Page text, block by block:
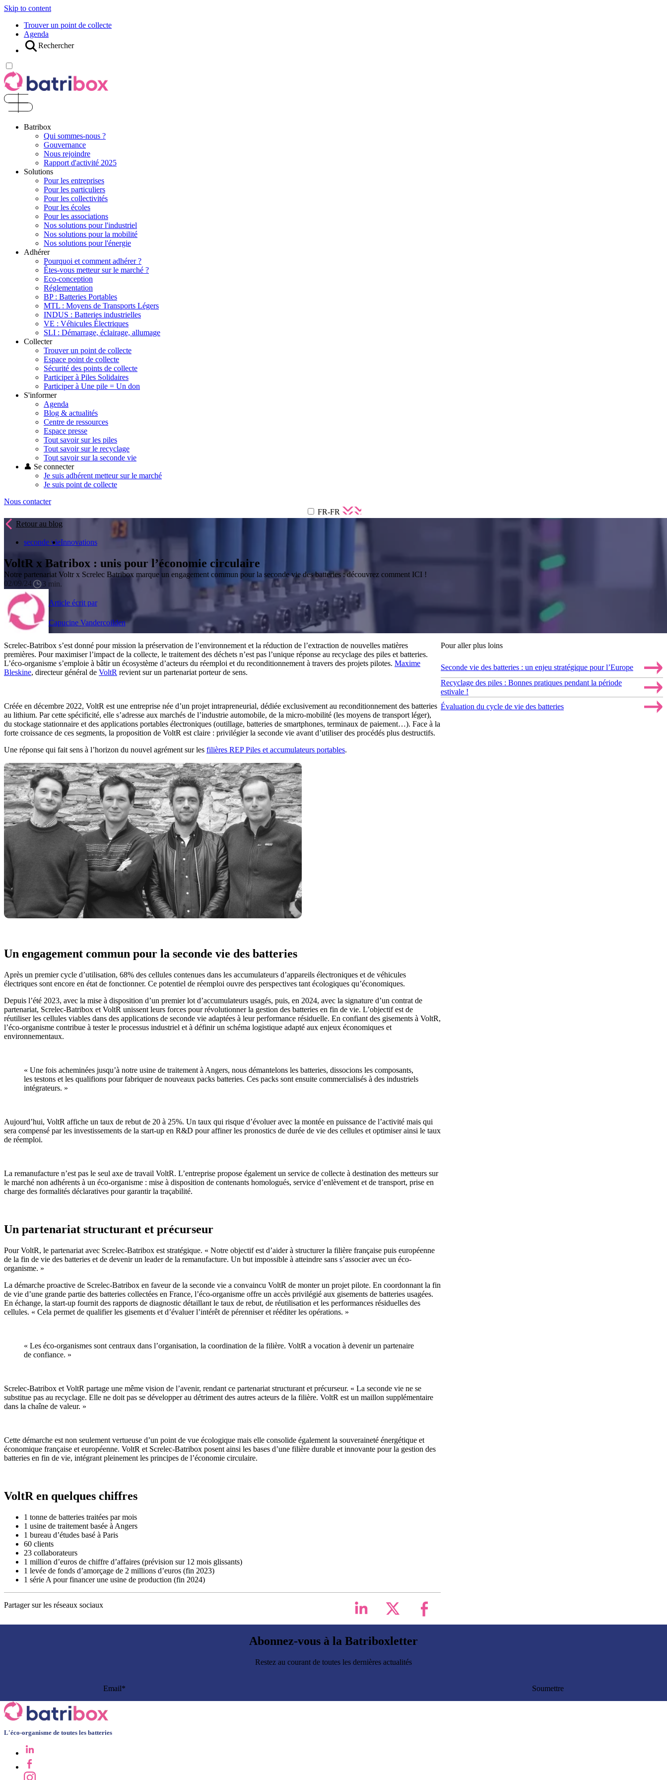
Skip to content
Trouver un point de collecte
Agenda
Rechercher
Batribox
Qui sommes-nous ?
Gouvernance
Nous rejoindre
Rapport d'activité 2025
Solutions
Pour les entreprises
Pour les particuliers
Pour les collectivités
Pour les écoles
Pour les associations
Nos solutions pour l'industriel
Nos solutions pour la mobilité
Nos solutions pour l'énergie
Adhérer
Pourquoi et comment adhérer ?
Êtes-vous metteur sur le marché ?
Eco-conception
Réglementation
BP : Batteries Portables
MTL : Moyens de Transports Légers
INDUS : Batteries industrielles
VE : Véhicules Électriques
SLI : Démarrage, éclairage, allumage
Collecter
Trouver un point de collecte
Espace point de collecte
Sécurité des points de collecte
Participer à Piles Solidaires
Participer à Une pile = Un don
S'informer
Agenda
Blog & actualités
Centre de ressources
Espace presse
Tout savoir sur les piles
Tout savoir sur le recyclage
Tout savoir sur la seconde vie
👤 Se connecter
Je suis adhérent metteur sur le marché
Je suis point de collecte
Nous contacter
FR-FR
Retour au blog
seconde vieInnovations
VoltR x Batribox : unis pour l’économie circulaire
Notre partenariat Voltr x Screlec Batribox marque un engagement commun pour la seconde vie des batteries : découvrez comment ICI !
02/09/24
3 min.
Article écrit par
Capucine Vandercoilden
Screlec-Batribox s’est donné pour mission la préservation de l’environnement et la réduction de l’extraction de nouvelles matières
premières. Pour maximiser l’impact de la collecte, le traitement des déchets n’est pas l’unique réponse au recyclage des piles et batteries.
L’éco-organisme s’emploie à bâtir un écosystème d’acteurs du réemploi et du reconditionnement à travers des projets pilotes. Maxime
Bleskine, directeur général de VoltR revient sur un partenariat porteur de sens.
Créée en décembre 2022, VoltR est une entreprise née d’un projet intrapreneurial, dédiée exclusivement au reconditionnement des batteries
au lithium. Par cette spécificité, elle s’adresse aux marchés de l’industrie automobile, de la micro-mobilité (les moyens de transport léger),
du stockage stationnaire et des applications portables électroniques (outillage, batteries de smartphones, terminaux de paiement…). Face à la
forte croissance de ces segments, la proposition de VoltR est claire : privilégier la seconde vie avant d’utiliser des procédés plus destructifs.
Une réponse qui fait sens à l’horizon du nouvel agrément sur les filières REP Piles et accumulateurs portables.
Un engagement commun pour la seconde vie des batteries
Après un premier cycle d’utilisation, 68% des cellules contenues dans les accumulateurs d’appareils électroniques et de véhicules
électriques sont encore en état de fonctionner. Ce potentiel de réemploi ouvre des perspectives tant écologiques qu’économiques.
Depuis l’été 2023, avec la mise à disposition d’un premier lot d’accumulateurs usagés, puis, en 2024, avec la signature d’un contrat de
partenariat, Screlec-Batribox et VoltR unissent leurs forces pour révolutionner la gestion des batteries en fin de vie. L’objectif est de
réutiliser les cellules viables dans des applications de seconde vie adaptées à leur performance résiduelle. En confiant des gisements à VoltR,
l’éco-organisme contribue à tester le processus industriel et à définir un schéma logistique adapté aux enjeux économiques et
environnementaux.
« Une fois acheminées jusqu’à notre usine de traitement à Angers, nous démantelons les batteries, dissocions les composants,
les testons et les qualifions pour fabriquer de nouveaux packs batteries. Ces packs sont ensuite commercialisés à des industriels
intégrateurs. »
Aujourd’hui, VoltR affiche un taux de rebut de 20 à 25%. Un taux qui risque d’évoluer avec la montée en puissance de l’activité mais qui
sera compensé par les investissements de la start-up en R&D pour affiner les pronostics de durée de vie des cellules et optimiser ainsi le taux
de réemploi.
La remanufacture n’est pas le seul axe de travail VoltR. L’entreprise propose également un service de collecte à destination des metteurs sur
le marché non adhérents à un éco-organisme : mise à disposition de contenants homologués, service d’enlèvement et de transport, prise en
charge des formalités déclaratives pour garantir la traçabilité.
Un partenariat structurant et précurseur
Pour VoltR, le partenariat avec Screlec-Batribox est stratégique. « Notre objectif est d’aider à structurer la filière française puis européenne
de la fin de vie des batteries et de devenir un leader de la remanufacture. Un but impossible à atteindre sans s’associer avec un éco-
organisme. »
La démarche proactive de Screlec-Batribox en faveur de la seconde vie a convaincu VoltR de monter un projet pilote. En coordonnant la fin
de vie d’une grande partie des batteries collectées en France, l’éco-organisme offre un accès privilégié aux gisements de batteries usagées.
En échange, la start-up fournit des rapports de diagnostic détaillant le taux de rebut, de réutilisation et les performances résiduelles des
cellules. « Cela permet de qualifier les gisements et d’évaluer l’intérêt de pérenniser et rééditer les opérations. »
« Les éco-organismes sont centraux dans l’organisation, la coordination de la filière. VoltR a vocation à devenir un partenaire
de confiance. »
Screlec-Batribox et VoltR partage une même vision de l’avenir, rendant ce partenariat structurant et précurseur. « La seconde vie ne se
substitue pas au recyclage. Elle ne doit pas se développer au détriment des autres acteurs de la filière. VoltR est un maillon supplémentaire
dans la chaîne de valeur. »
Cette démarche est non seulement vertueuse d’un point de vue écologique mais elle consolide également la souveraineté énergétique et
économique française et européenne. VoltR et Screlec-Batribox posent ainsi les bases d’une filière durable et innovante pour la gestion des
batteries en fin de vie, intégrant pleinement les principes de l’économie circulaire.
VoltR en quelques chiffres
1 tonne de batteries traitées par mois
1 usine de traitement basée à Angers
1 bureau d’études basé à Paris
60 clients
23 collaborateurs
1 million d’euros de chiffre d’affaires (prévision sur 12 mois glissants)
1 levée de fonds d’amorçage de 2 millions d’euros (fin 2023)
1 série A pour financer une usine de production (fin 2024)
Partager sur les réseaux sociaux
Pour aller plus loins
Seconde vie des batteries : un enjeu stratégique pour l’Europe
Recyclage des piles : Bonnes pratiques pendant la période
estivale !
Évaluation du cycle de vie des batteries
Abonnez-vous à la Batriboxletter
Restez au courant de toutes les dernières actualités
L'éco-organisme de toutes les batteries